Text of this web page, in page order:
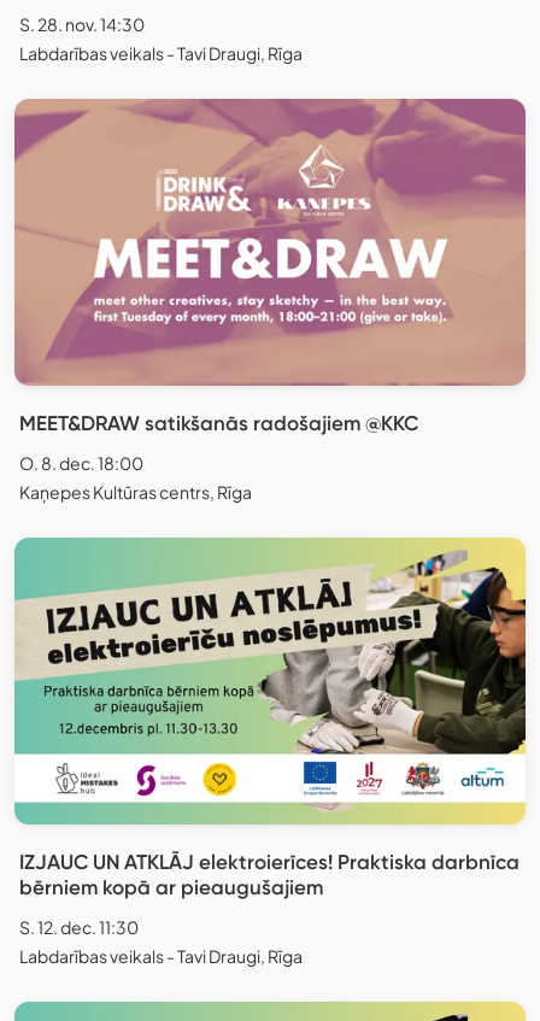
S. 28. nov. 14:30
Labdarības veikals - Tavi Draugi, Rīga
MEET&DRAW satikšanās radošajiem @KKC
O. 8. dec. 18:00
Kaņepes Kultūras centrs, Rīga
IZJAUC UN ATKLĀJ elektroierīces! Praktiska darbnīca
bērniem kopā ar pieaugušajiem
S. 12. dec. 11:30
Labdarības veikals - Tavi Draugi, Rīga